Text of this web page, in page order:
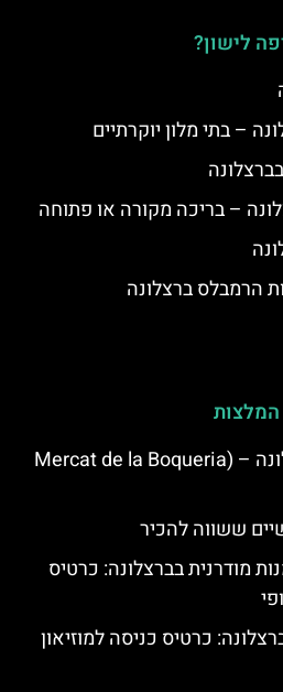
לישון?
– בריכה מקורה או פתוחה
הרמבלס ברצלונה
המלצות
שוק לה בוקרייה בברצלונה – (Mercat de la Boqueria
ששווה להכיר
מודרנית בברצלונה: כרטיס
כרטיס כניסה למוזיאון